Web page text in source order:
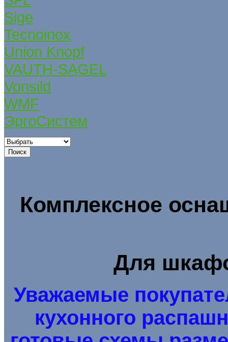
Sige
Tecnoinox
Union Knopf
VAUTH-SAGEL
Vonsild
WMF
ЭргоСистем
Комплексное
Для
Уважаемые
кухонного